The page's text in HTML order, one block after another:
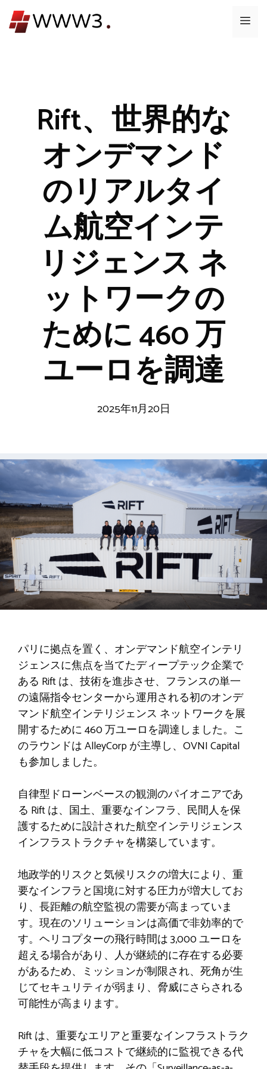
ン
メ
Rift、世界的な
オンデマンド
のリアルタイ
ム航空インテ
リジェンス ネ
ットワークの
ために 460 万
ユーロを調達
2025年11月20日
パリに拠点を置く、オンデマンド航空インテリ
ジェンスに焦点を当てたディープテック企業で
ある Rift は、技術を進歩させ、フランスの単一
の遠隔指令センターから運用される初のオンデ
マンド航空インテリジェンス ネットワークを展
開するために 460 万ユーロを調達しました。こ
のラウンドは AlleyCorp が主導し、OVNI Capital
も参加しました。
自律型ドローンベースの観測のパイオニアであ
る Rift は、国土、重要なインフラ、民間人を保
護するために設計された航空インテリジェンス
インフラストラクチャを構築しています。
地政学的リスクと気候リスクの増大により、重
要なインフラと国境に対する圧力が増大してお
り、長距離の航空監視の需要が高まっていま
す。現在のソリューションは高価で非効率的で
す。ヘリコプターの飛行時間は 3,000 ユーロを
超える場合があり、人が継続的に存在する必要
があるため、ミッションが制限され、死角が生
じてセキュリティが弱まり、脅威にさらされる
可能性が高まります。
Rift は、重要なエリアと重要なインフラストラク
チャを大幅に低コストで継続的に監視できる代